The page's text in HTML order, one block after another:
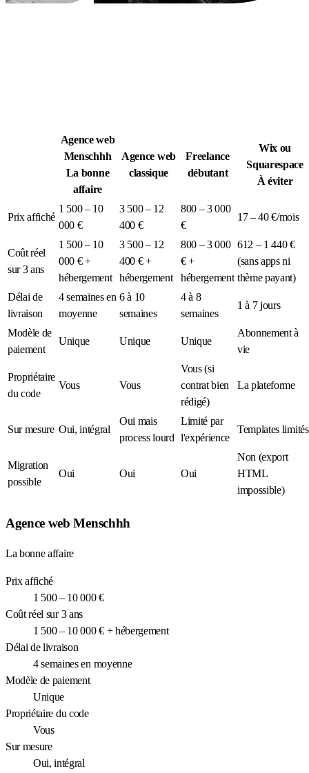
Agence web
Menschhh
La bonne
affaire
Agence web
classique
Freelance
débutant
Wix ou
Squarespace
À éviter
Prix affiché
1 500 – 10
000 €
3 500 – 12
400 €
800 – 3 000
€
17 – 40 €/mois
Coût réel
sur 3 ans
1 500 – 10
000 € +
hébergement
3 500 – 12
400 € +
hébergement
800 – 3 000
€ +
hébergement
612 – 1 440 €
(sans apps ni
thème payant)
Délai de
livraison
4 semaines en
moyenne
6 à 10
semaines
4 à 8
semaines
1 à 7 jours
Modèle de
paiement
Unique Unique Unique
Abonnement à
vie
Propriétaire
du code
Vous Vous
Vous (si
contrat bien
rédigé)
La plateforme
Sur mesure Oui, intégral
Oui mais
process lourd
Limité par
l'expérience
Templates limités
Migration
possible
Oui Oui Oui
Non (export
HTML
impossible)
Agence web Menschhh
La bonne affaire
Prix affiché
1 500 – 10 000 €
Coût réel sur 3 ans
1 500 – 10 000 € + hébergement
Délai de livraison
4 semaines en moyenne
Modèle de paiement
Unique
Propriétaire du code
Vous
Sur mesure
Oui, intégral